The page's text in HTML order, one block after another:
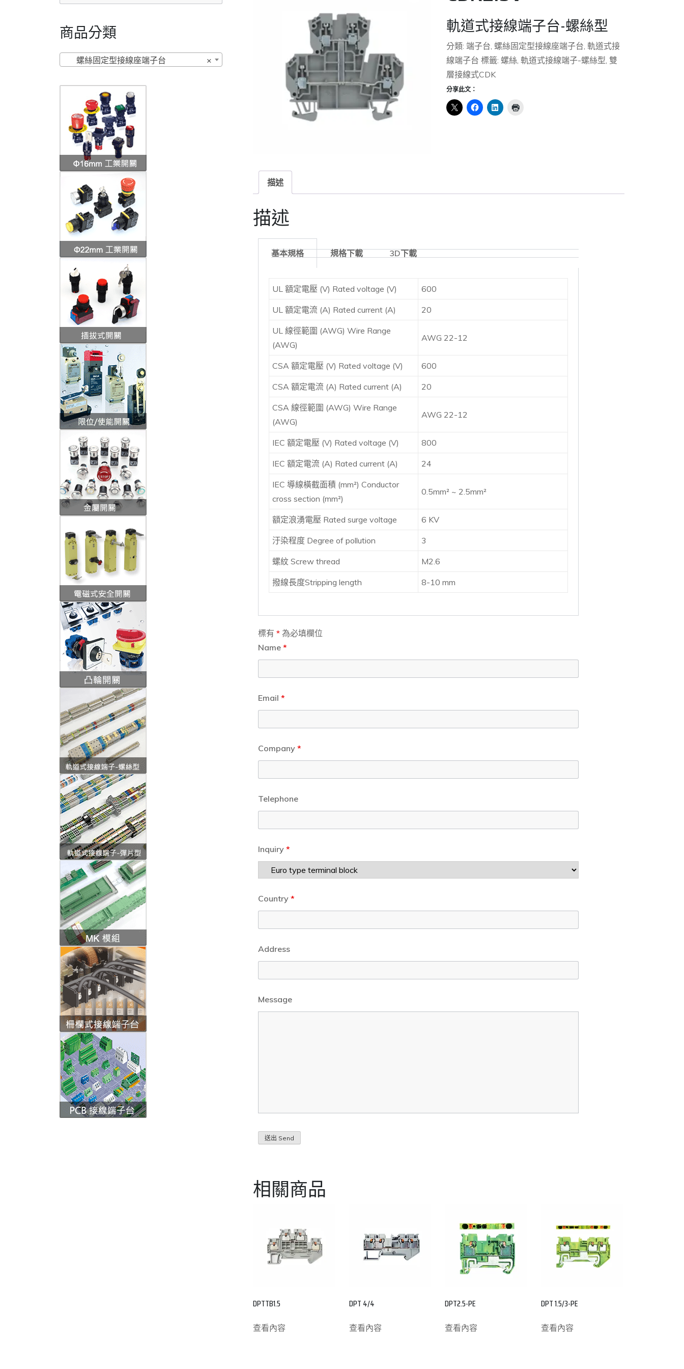
軌道式接線端子台-螺絲型
分類: 端子台, 螺絲固定型接線座端子台, 軌道式接
線端子台 標籤: 螺絲, 軌道式接線端子-螺絲型, 雙
層接線式CDK
分享此文：
描述
描述
基本規格 規格下載 3D下載
UL 額定電壓 (V) Rated voltage (V) 600
UL 額定電流 (A) Rated current (A) 20
UL 線徑範圍 (AWG) Wire Range
(AWG)
AWG 22-12
CSA 額定電壓 (V) Rated voltage (V) 600
CSA 額定電流 (A) Rated current (A) 20
CSA 線徑範圍 (AWG) Wire Range
(AWG)
AWG 22-12
IEC 額定電壓 (V) Rated voltage (V) 800
IEC 額定電流 (A) Rated current (A) 24
IEC 導線橫截面積 (mm²) Conductor
cross section (mm²)
0.5mm² ~ 2.5mm²
額定浪湧電壓 Rated surge voltage 6 KV
汙染程度 Degree of pollution 3
螺紋 Screw thread M2.6
撥線長度Stripping length 8-10 mm
標有 * 為必填欄位
Name *
Email *
Company *
Telephone
Inquiry *
Country *
Address
Message
相關商品
DPTTB1.5
查看內容
DPT 4/4
查看內容
DPT2.5-PE
查看內容
DPT 1.5/3-PE
查看內容
商品分類
×
螺絲固定型接線座端子台